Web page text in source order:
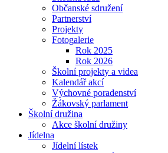
Občanské sdružení
Partnerství
Projekty
Fotogalerie
Rok 2025
Rok 2026
Školní projekty a videa
Kalendář akcí
Výchovné poradenství
Žákovský parlament
Školní družina
Akce školní družiny
Jídelna
Jídelní lístek